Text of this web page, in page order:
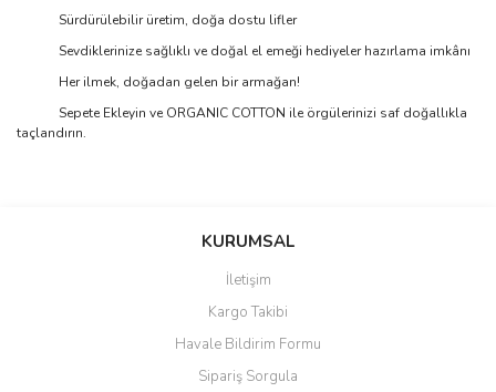
Sürdürülebilir üretim, doğa dostu lifler
Sevdiklerinize sağlıklı ve doğal el emeği hediyeler hazırlama imkânı
Her ilmek, doğadan gelen bir armağan!
Sepete Ekleyin ve ORGANIC COTTON ile örgülerinizi saf doğallıkla
taçlandırın.
Bu ürüne ilk yorumu siz yapın!
Ürün resmi kalitesiz, bozuk veya görüntülenemiyor.
Ürün açıklamasında eksik bilgiler bulunuyor.
Ürün bilgilerinde hatalar bulunuyor.
KURUMSAL
İletişim
Kargo Takibi
Havale Bildirim Formu
Sipariş Sorgula